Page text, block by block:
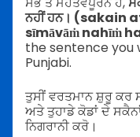
ਨਹੀਂ ਹਨ। (sakain
sīmāvāṁ nahīṁ
the sentence you
Punjabi.
ਤੁਸੀਂ ਵਰਤਮਾਨ ਸ਼ੁਰੂ ਕਰ
ਅਤੇ ਤੁਹਾਡੇ ਕੋਡਾਂ ਦੇ
ਨਿਗਰਾਨੀ ਕਰੋ।